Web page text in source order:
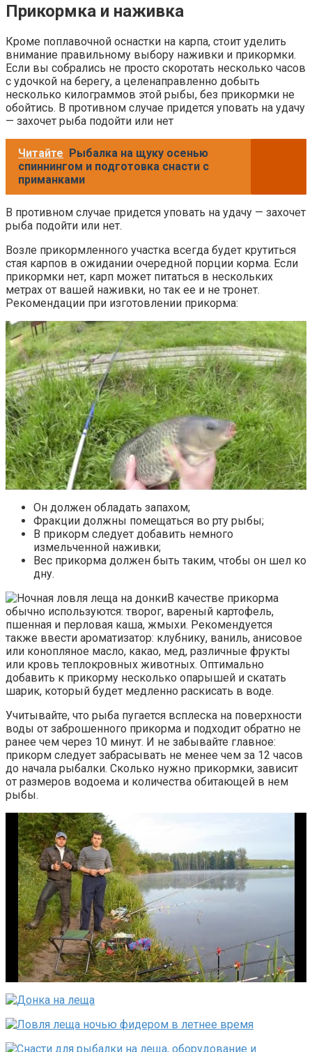
Прикормка и наживка
Кроме поплавочной оснастки на карпа, стоит уделить
внимание правильному выбору наживки и прикормки.
Если вы собрались не просто скоротать несколько часов
с удочкой на берегу, а целенаправленно добыть
несколько килограммов этой рыбы, без прикормки не
обойтись. В противном случае придется уповать на удачу
— захочет рыба подойти или нет
Читайте Рыбалка на щуку осенью
спиннингом и подготовка снасти с
приманками
В противном случае придется уповать на удачу — захочет
рыба подойти или нет.
Возле прикормленного участка всегда будет крутиться
стая карпов в ожидании очередной порции корма. Если
прикормки нет, карп может питаться в нескольких
метрах от вашей наживки, но так ее и не тронет.
Рекомендации при изготовлении прикорма:
Он должен обладать запахом;
Фракции должны помещаться во рту рыбы;
В прикорм следует добавить немного
измельченной наживки;
Вес прикорма должен быть таким, чтобы он шел ко
дну.
В качестве прикорма
обычно используются: творог, вареный картофель,
пшенная и перловая каша, жмыхи. Рекомендуется
также ввести ароматизатор: клубнику, ваниль, анисовое
или конопляное масло, какао, мед, различные фрукты
или кровь теплокровных животных. Оптимально
добавить к прикорму несколько опарышей и скатать
шарик, который будет медленно раскисать в воде.
Учитывайте, что рыба пугается всплеска на поверхности
воды от заброшенного прикорма и подходит обратно не
ранее чем через 10 минут. И не забывайте главное:
прикорм следует забрасывать не менее чем за 12 часов
до начала рыбалки. Сколько нужно прикормки, зависит
от размеров водоема и количества обитающей в нем
рыбы.